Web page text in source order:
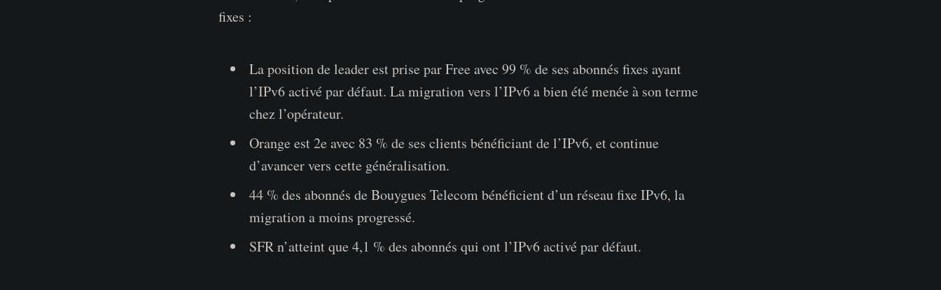
fixes :
La position de leader est prise par Free avec 99 % de ses abonnés fixes ayant
l’IPv6 activé par défaut. La migration vers l’IPv6 a bien été menée à son terme
chez l’opérateur.
Orange est 2e avec 83 % de ses clients bénéficiant de l’IPv6, et continue
d’avancer vers cette généralisation.
44 % des abonnés de Bouygues Telecom bénéficient d’un réseau fixe IPv6, la
migration a moins progressé.
SFR n’atteint que 4,1 % des abonnés qui ont l’IPv6 activé par défaut.